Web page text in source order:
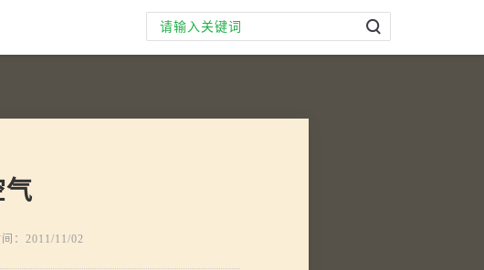
气
间：2011/11/02